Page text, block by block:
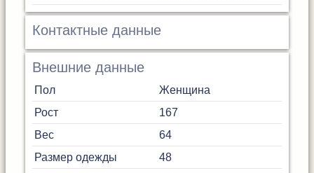
Контактные данные
Внешние данные
Пол
Женщина
Рост
167
Вес
64
Размер одежды
48